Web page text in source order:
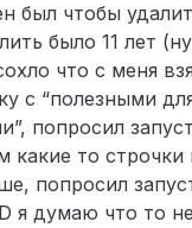
был чтобы
было 11 лет
что с меня
с “полезными
попросил
какие то
попросил
я думаю что то